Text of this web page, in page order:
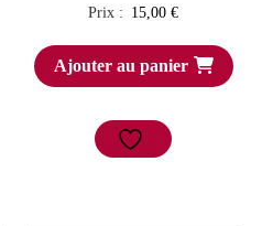
Prix : 15,00€
Ajouter au panier